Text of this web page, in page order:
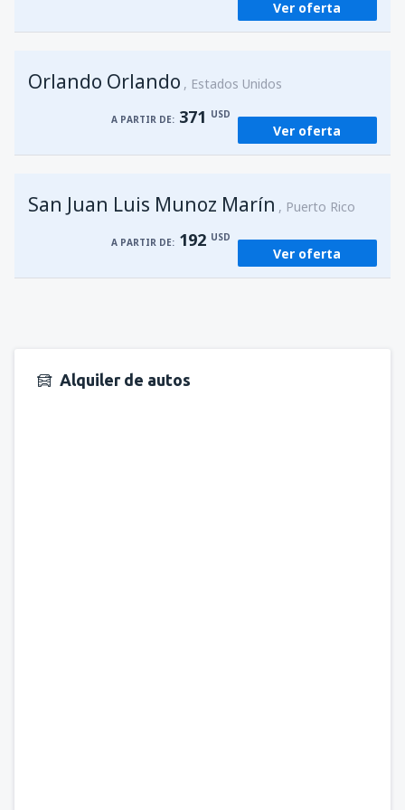
Ver oferta
Orlando Orlando Estados Unidos
A PARTIR DE: 371 USD
Ver oferta
San Juan Luis Munoz Marín Puerto Rico
A PARTIR DE: 192 USD
Ver oferta
Alquiler de autos